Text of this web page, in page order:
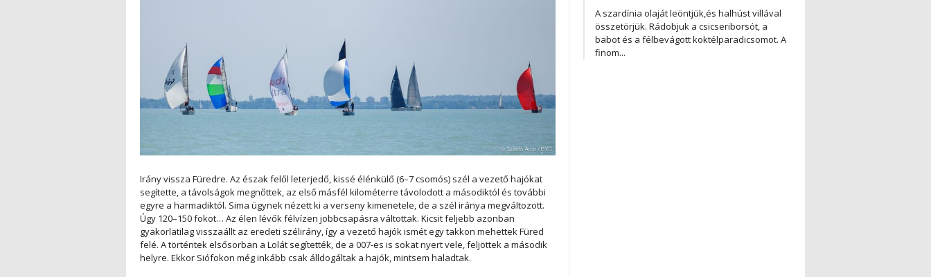
Irány vissza Füredre. Az észak felől leterjedő, kissé élénkülő (6–7 csomós) szél a vezető hajókat
segítette, a távolságok megnőttek, az első másfél kilométerre távolodott a másodiktól és további
egyre a harmadiktól. Sima ügynek nézett ki a verseny kimenetele, de a szél iránya megváltozott.
Úgy 120–150 fokot… Az élen lévők félvízen jobbcsapásra váltottak. Kicsit feljebb azonban
gyakorlatilag visszaállt az eredeti szélirány, így a vezető hajók ismét egy takkon mehettek Füred
felé. A történtek elsősorban a Lolát segítették, de a 007-es is sokat nyert vele, feljöttek a második
helyre. Ekkor Siófokon még inkább csak álldogáltak a hajók, mintsem haladtak.
A szardínia olaját leöntjük,és halhúst villával
összetörjük. Rádobjuk a csicseriborsót, a
babot és a félbevágott koktélparadicsomot. A
finom...